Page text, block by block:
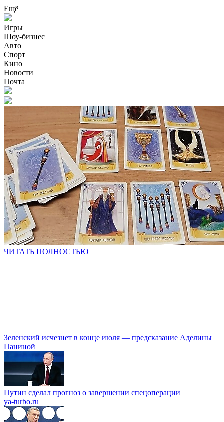
Ещё
Игры
Шоу-бизнес
Авто
Спорт
Кино
Новости
Почта
ЧИТАТЬ ПОЛНОСТЬЮ
Зеленский исчезнет в конце июля — предсказание Аделины
Паниной
Путин сделал прогноз о завершении спецоперации
ya-turbo.ru